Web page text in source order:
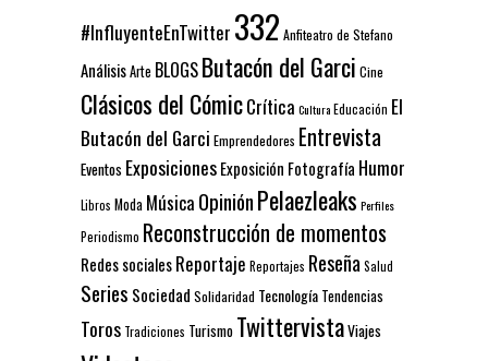
#InfluyenteEnTwitter 332 Anfiteatro de Stefano
AnálisisArte BLOGSButacón del Garci Cine
Clásicos del CómicCrítica CulturaEducación El
Butacón del Garci Emprendedores Entrevista
Eventos ExposicionesExposición Fotografía Humor
Libros Moda Música OpiniónPelaezleaks Perfiles
Periodismo Reconstrucción de momentos
Redes socialesReportaje Reportajes Reseña Salud
Series Sociedad Solidaridad Tecnología Tendencias
Toros Tradiciones Turismo TwittervistaViajes